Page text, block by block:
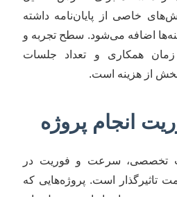
خاصی از پایان‌نامه داشته
اضافه می‌شود. سطح تجربه و
همکاری و تعداد جلسات
بخش از هزینه است.
انجام پروژه
تخصصی، سرعت و فوریت در
تاثیرگذار است. پروژه‌هایی که